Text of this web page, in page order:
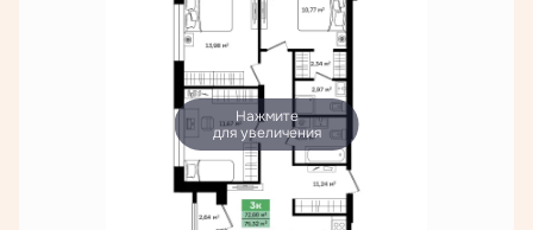
Нажмите
для увеличения